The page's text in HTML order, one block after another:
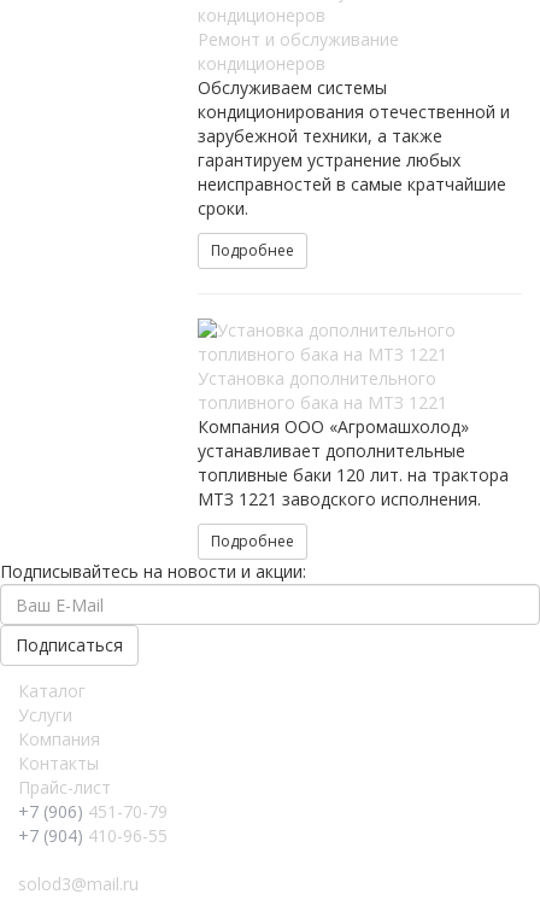
Ремонт и обслуживание
кондиционеров
Обслуживаем системы
кондиционирования отечественной и
зарубежной техники, а также
гарантируем устранение любых
неисправностей в самые кратчайшие
сроки.
Подробнее
Установка дополнительного
топливного бака на МТЗ 1221
Компания ООО «Агромашхолод»
устанавливает дополнительные
топливные баки 120 лит. на трактора
МТЗ 1221 заводского исполнения.
Подробнее
Подписывайтесь на новости и акции:
Каталог
Услуги
Компания
Контакты
Прайс-лист
+7 (906) 451-70-79
+7 (904) 410-96-55
solod3@mail.ru